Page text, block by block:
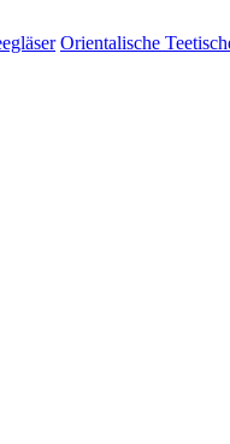
Orientalische